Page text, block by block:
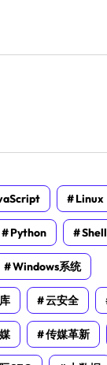
Linux
Python
Windows系统
云安全
传媒革新